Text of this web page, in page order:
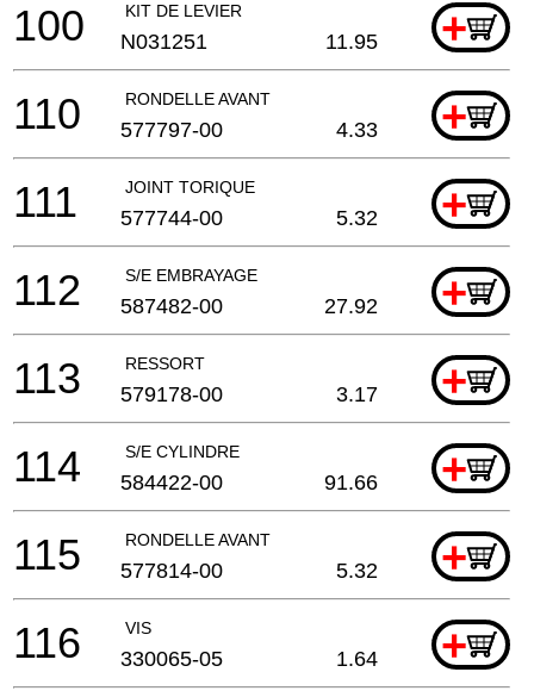
KIT DE LEVIER +
100 N031251 11.95
RONDELLE AVANT +
110 577797-00 4.33
JOINT TORIQUE +
111 577744-00 5.32
S/E EMBRAYAGE +
112 587482-00 27.92
RESSORT +
113 579178-00 3.17
S/E CYLINDRE +
114 584422-00 91.66
RONDELLE AVANT +
115 577814-00 5.32
VIS +
116 330065-05 1.64